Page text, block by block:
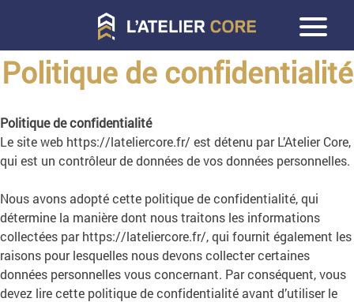
Politique de confidentialité
Politique de confidentialité
Le site web https://lateliercore.fr/ est détenu par L’Atelier Core,
qui est un contrôleur de données de vos données personnelles.
Nous avons adopté cette politique de confidentialité, qui
détermine la manière dont nous traitons les informations
collectées par https://lateliercore.fr/, qui fournit également les
raisons pour lesquelles nous devons collecter certaines
données personnelles vous concernant. Par conséquent, vous
devez lire cette politique de confidentialité avant d’utiliser le